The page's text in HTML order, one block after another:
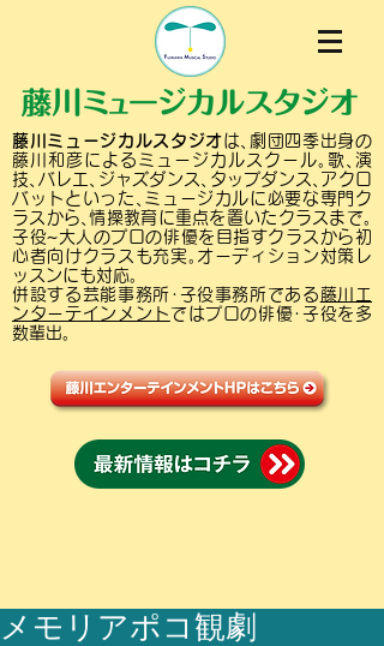
藤川ミュージカルスタジオは､劇団四季出身の
藤川和彦によるミュージカルスクール｡歌､演
技､バレエ､ジャズダンス､タップダンス､アクロ
バットといった､ミュージカルに必要な専門ク
ラスから､情操教育に重点を置いたクラスまで｡
子役~大人のプロの俳優を目指すクラスから初
心者向けクラスも充実｡オーディション対策レ
ッスンにも対応｡
併設する芸能事務所･子役事務所である 藤川エ
ンターテインメント ではプロの俳優･子役を多
数輩出｡
メモリアポコ観劇